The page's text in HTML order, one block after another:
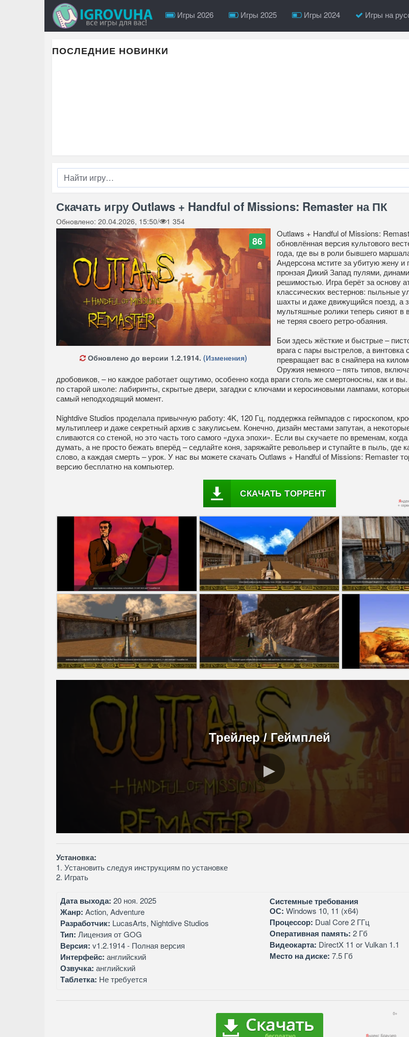
Игры 2026 Игры 2025 Игры 2024 Игры на
ПОСЛЕДНИЕ НОВИНКИ
Скачать игру Outlaws + Handful of Missions: Remaster на ПК
Обновлено: 20.04.2026, 15:50/ 1 354
86
Обновлено до версии 1.2.1914. (Изменения)
Outlaws + Handful of Missions:
обновлённая версия культового
года, где вы в роли бывшего
Андерсона мстите за убитую жену
пронзая Дикий Запад пулями,
решимостью. Игра берёт за основу
классических вестернов: пыльные
шахты и даже движущийся поезд, а
мультяшные ролики теперь сияют в
не теряя своего ретро-обаяния.
Бои здесь жёсткие и быстрые –
врага с пары выстрелов, а винтовка
превращает вас в снайпера на
Оружия немного – пять типов,
дробовиков, – но каждое работает ощутимо, особенно когда враги столь же смертоносны, как и
по старой школе: лабиринты, скрытые двери, загадки с ключами и керосиновыми лампами,
самый неподходящий момент.
Nightdive Studios проделала привычную работу: 4K, 120 Гц, поддержка геймпадов с гироскопом,
мультиплеер и даже секретный архив с закулисьем. Конечно, дизайн местами запутан, а
сливаются со стеной, но это часть того самого «духа эпохи». Если вы скучаете по временам,
думать, а не просто бежать вперёд – седлайте коня, заряжайте револьвер и ступайте в пыль, где
слово, а каждая смерть – урок. У нас вы можете скачать Outlaws + Handful of Missions: Remaster
версию бесплатно на компьютер.
СКАЧАТЬ ТОРРЕНТ
Трейлер / Геймплей
Установка:
1. Установить следуя инструкциям по установке
2. Играть
Дата выхода: 20 ноя. 2025
Жанр: Action, Adventure
Разработчик: LucasArts, Nightdive Studios
Тип: Лицензия от GOG
Версия: v1.2.1914 - Полная версия
Интерфейс: английский
Озвучка: английский
Таблетка: Не требуется
Системные требования
ОС: Windows 10, 11 (x64)
Процессор: Dual Core 2 ГГц
Оперативная память: 2 Гб
Видеокарта: DirectX 11 or Vulkan 1.1
Место на диске: 7.5 Гб